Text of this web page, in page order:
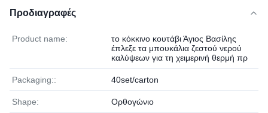
Προδιαγραφές
Product name:
το κόκκινο κουτάβι Άγιος Βασίλης
έπλεξε τα μπουκάλια ζεστού νερού
καλύψεων για τη χειμερινή θερμή πρ
Packaging:: 40set/carton
Shape: Ορθογώνιο